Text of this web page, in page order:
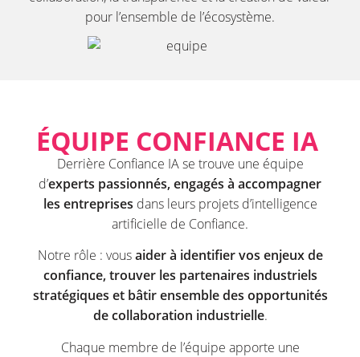
pour l’ensemble de l’écosystème.
ÉQUIPE CONFIANCE IA ​​
Derrière Confiance IA se trouve une équipe
d’experts passionnés, engagés à accompagner
les entreprises dans leurs projets d’intelligence
artificielle de Confiance.
Notre rôle : vousaider à identifier vos enjeux de
confiance, trouver les partenaires industriels
stratégiques et bâtir ensemble des opportunités
de collaboration industrielle.
Chaque membre de l’équipe apporte une